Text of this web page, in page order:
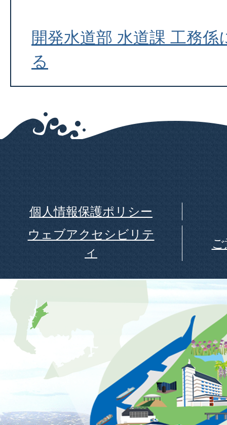
開発水道部 水道課 工務係
る
個人情報保護ポリシー
ウェブアクセシビリテ
ィ